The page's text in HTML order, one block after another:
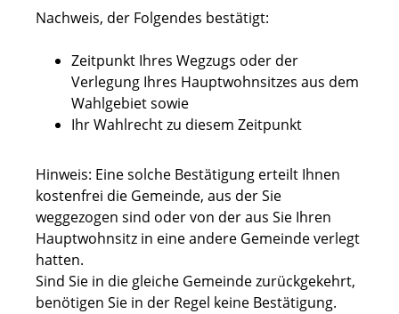
Nachweis, der Folgendes bestätigt:
Zeitpunkt Ihres Wegzugs oder der
Verlegung Ihres Hauptwohnsitzes aus dem
Wahlgebiet sowie
Ihr Wahlrecht zu diesem Zeitpunkt
Hinweis: Eine solche Bestätigung erteilt Ihnen
kostenfrei die Gemeinde, aus der Sie
weggezogen sind oder von der aus Sie Ihren
Hauptwohnsitz in eine andere Gemeinde verlegt
hatten.
Sind Sie in die gleiche Gemeinde zurückgekehrt,
benötigen Sie in der Regel keine Bestätigung.